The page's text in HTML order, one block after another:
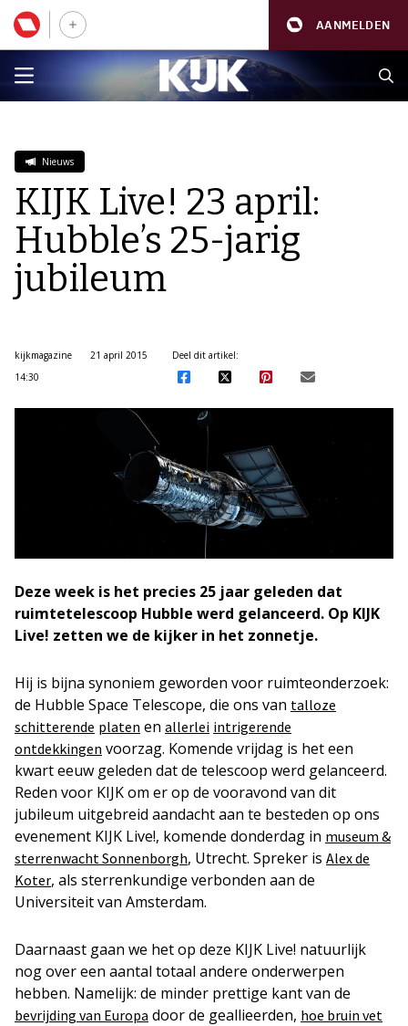
AANMELDEN
Nieuws
KIJK Live! 23 april:
Hubble’s 25-jarig
jubileum
kijkmagazine
21 april 2015
14:30
Deel dit artikel:
Deze week is het precies 25 jaar geleden dat
ruimtetelescoop Hubble werd gelanceerd. Op KIJK
Live! zetten we de kijker in het zonnetje.
Hij is bijna synoniem geworden voor ruimteonderzoek:
de Hubble Space Telescope, die ons van talloze
schitterende platen en allerlei intrigerende
ontdekkingen voorzag. Komende vrijdag is het een
kwart eeuw geleden dat de telescoop werd gelanceerd.
Reden voor KIJK om er op de vooravond van dit
jubileum uitgebreid aandacht aan te besteden op ons
evenement KIJK Live!, komende donderdag in museum &
sterrenwacht Sonnenborgh, Utrecht. Spreker is Alex de
Koter, als sterrenkundige verbonden aan de
Universiteit van Amsterdam.
Daarnaast gaan we het op deze KIJK Live! natuurlijk
nog over een aantal totaal andere onderwerpen
hebben. Namelijk: de minder prettige kant van de
bevrijding van Europa door de geallieerden, hoe bruin vet